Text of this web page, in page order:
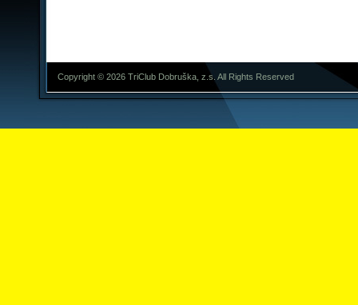
Copyright © 2026 TriClub Dobruška, z.s. All Rights Reserved